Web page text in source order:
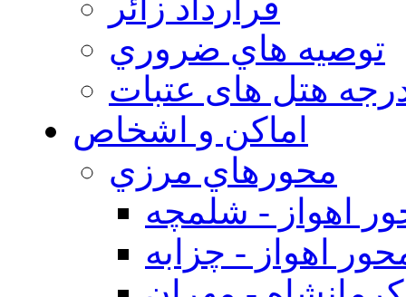
توصيه هاي ضروري
هتل های عتبات
اماکن و اشخاص
محورهاي مرزي
اهواز - شلمچه
اهواز - چزابه